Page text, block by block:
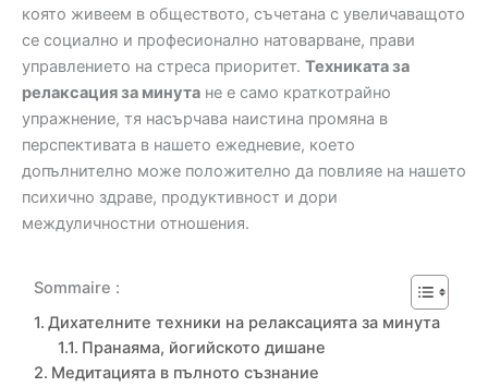
която живеем в обществото, съчетана с увеличаващото
се социално и професионално натоварване, прави
управлението на стреса приоритет. Техниката за
релаксация за минута не е само краткотрайно
упражнение, тя насърчава наистина промяна в
перспективата в нашето ежедневие, което
допълнително може положително да повлияе на нашето
психично здраве, продуктивност и дори
междуличностни отношения.
Sommaire :
Дихателните техники на релаксацията за минута
Пранаяма, йогийското дишане
Медитацията в пълното съзнание